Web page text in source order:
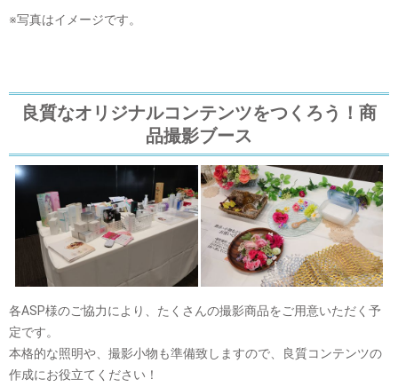
※写真はイメージです。
良質なオリジナルコンテンツをつくろう！商
品撮影ブース
各ASP様のご協力により、たくさんの撮影商品をご用意いただく予
定です。
本格的な照明や、撮影小物も準備致しますので、良質コンテンツの
作成にお役立てください！